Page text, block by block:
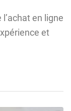
en ligne
et